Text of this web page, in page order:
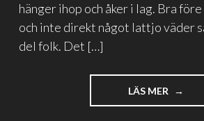
hänger ihop och åker i lag. Bra
och inte direkt något lattjo väder
del folk. Det […]
LÄS MER
"SKI
OR